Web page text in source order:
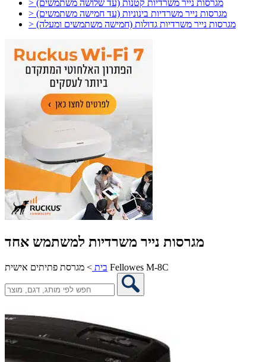
> מגרסות נייר משרדיות קטנות (עד שלושה משתמשים)
> מגרסות נייר משרדיות בינוניות (עד חמישה משתמשים)
> מגרסות נייר משרדיות גדולות (חמישה משתמשים ומעלה)
מגרסות נייר משרדיות למשתמש אחד
בית > מגרסת פתיתים אישית Fellowes M-8C